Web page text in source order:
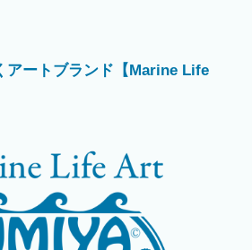
アートブランド【Marine Life